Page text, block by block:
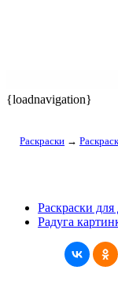
{loadnavigation}
Раскраски →
Раскраски для
Радуга